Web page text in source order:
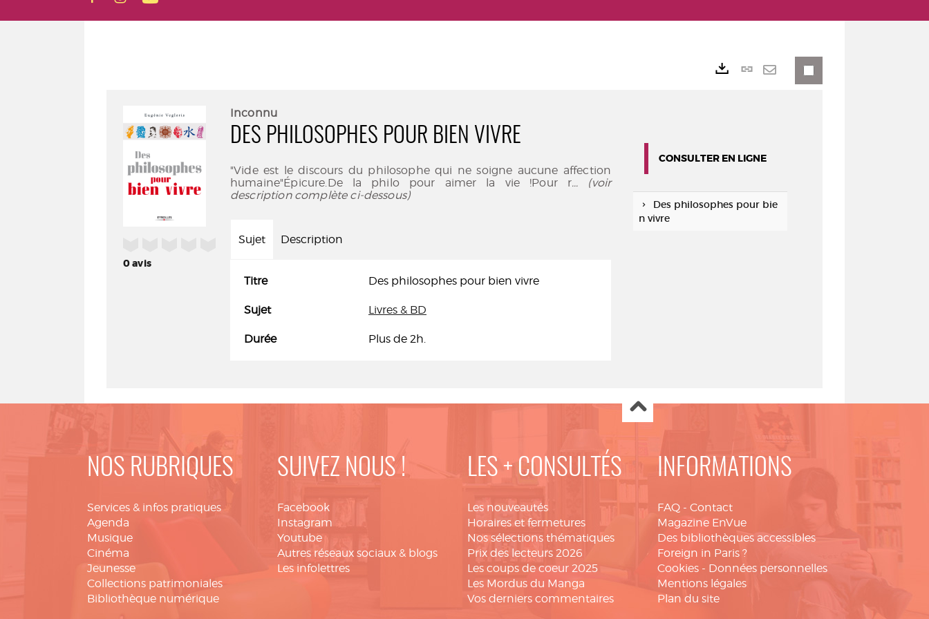
0avis
Inconnu
DES PHILOSOPHES POUR BIEN VIVRE
"Vide est le discours du philosophe qui ne soigne aucune affection
humaine"Épicure.De la philo pour aimer la vie !Pour r... (voir
description complète ci-dessous)
Sujet Description
Titre Des philosophes pour bien vivre
Sujet Livres & BD
Durée Plus de 2h.
Lien
CONSULTER EN LIGNE
Des philosophes pour bie
n vivre
NOS RUBRIQUES
Services & infos pratiques
Agenda
Musique
Cinéma
Jeunesse
Collections patrimoniales
Bibliothèque numérique
SUIVEZ NOUS !
Facebook
Instagram
Youtube
Autres réseaux sociaux & blogs
Les infolettres
LES + CONSULTÉS
Les nouveautés
Horaires et fermetures
Nos sélections thématiques
Prix des lecteurs 2026
Les coups de coeur 2025
Les Mordus du Manga
Vos derniers commentaires
INFORMATIONS
FAQ - Contact
Magazine EnVue
Des bibliothèques accessibles
Foreign in Paris ?
Cookies - Données personnelles
Mentions légales
Plan du site